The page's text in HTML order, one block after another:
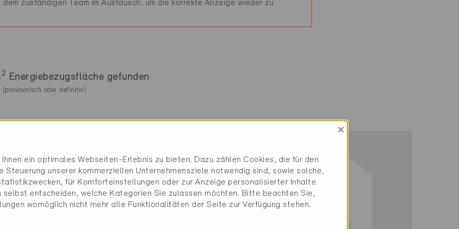
dem zuständigen Team im Austausch, um die korrekte Anzeige wieder zu
2 Energiebezugsfläche gefunden
oder definitiv)
×
Ihnen ein optimales Webseiten-Erlebnis zu bieten. Dazu zählen Cookies, die für den
Steuerung unserer kommerziellen Unternehmensziele notwendig sind, sowie solche,
für Komforteinstellungen oder zur Anzeige personalisierter Inhalte
selbst entscheiden, welche Kategorien Sie zulassen möchten. Bitte beachten Sie,
womöglich nicht mehr alle Funktionalitäten der Seite zur Verfügung stehen.